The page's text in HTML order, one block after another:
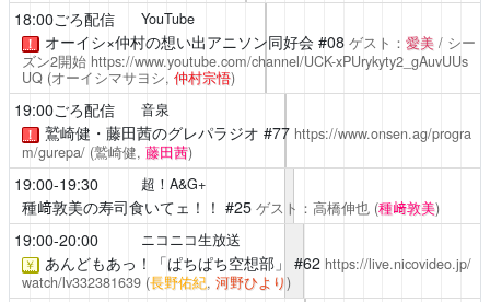
18:00ごろ配信 YouTube
！ オーイシ×仲村の想い出アニソン同好会#08 ゲスト： 愛美/ シー
ズン2開始 https://www.youtube.com/channel/UCK-xPUrykyty2_gAuvUUs
UQ (オーイシマサヨシ, 仲村宗悟)
19:00ごろ配信 音泉
！ 鷲崎健・藤田茜のグレパラジオ #77 https://www.onsen.ag/progra
m/gurepa/ (鷲崎健, 藤田茜)
19:00-19:30 超！A&G+
種﨑敦美の寿司食いてェ！！ #25 ゲスト：高橋伸也 (種﨑敦美)
19:00-20:00 ニコニコ生放送
￥ あんどもあっ！「ぱちぱち空想部」 #62 https://live.nicovideo.jp/
watch/lv332381639 (長野佑紀, 河野ひより)